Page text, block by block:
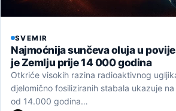
SVEMIR
Najmoćnija sunčeva oluja u
je Zemlju prije 14 000 godina
Otkriće visokih razina radioaktivnog
djelomično fosiliziranih stabala ukazuje
od 14.000 godina…